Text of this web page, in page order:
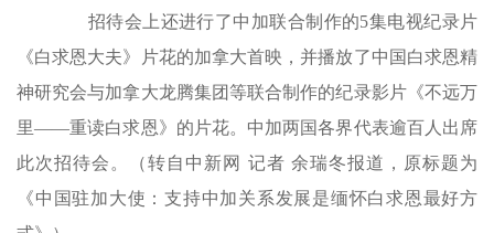
招待会上还进行了中加联合制作的5集电视纪录片
《白求恩大夫》片花的加拿大首映，并播放了中国白求恩精
神研究会与加拿大龙腾集团等联合制作的纪录影片《不远万
里——重读白求恩》的片花。中加两国各界代表逾百人出席
此次招待会。（转自中新网 记者 余瑞冬报道，原标题为
《中国驻加大使：支持中加关系发展是缅怀白求恩最好方